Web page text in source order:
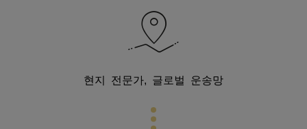
현지 전문가, 글로벌 운송망